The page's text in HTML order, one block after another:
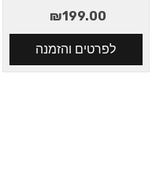
₪199.00